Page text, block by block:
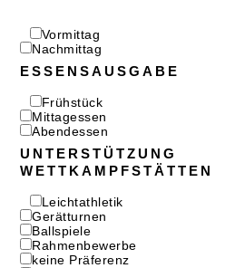
Vormittag
Nachmittag
ESSENSAUSGABE
Frühstück
Mittagessen
Abendessen
WETTKAMPFSTÄTTEN
Leichtathletik
Gerätturnen
Ballspiele
Rahmenbewerbe
keine Präferenz